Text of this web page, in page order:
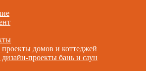
проекты домов и коттеджей
проекты бань и саун